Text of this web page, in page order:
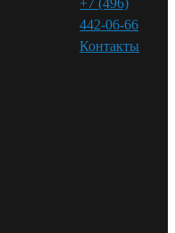
442-06-66
Контакты⁠